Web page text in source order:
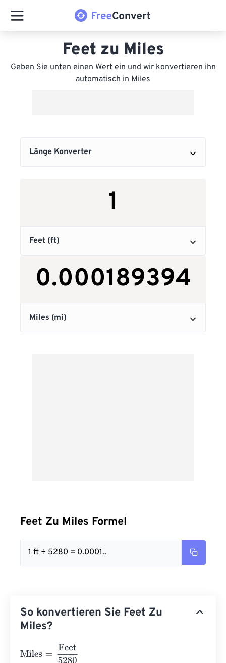
Feet zu Miles
Geben Sie unten einen Wert ein und wir konvertieren ihn
automatisch in Miles
Feet Zu Miles Formel
1 ft ÷ 5280 = 0.0001..
So konvertieren Sie Feet Zu
Miles?
Miles Feet5280